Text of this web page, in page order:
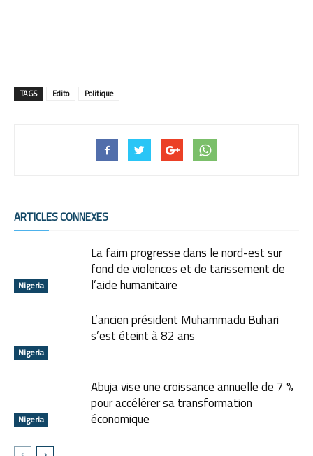
TAGS Edito Politique
ARTICLES CONNEXES
Nigeria
La faim progresse dans le nord-est sur
fond de violences et de tarissement de
l’aide humanitaire
Nigeria
L’ancien président Muhammadu Buhari
s’est éteint à 82 ans
Nigeria
Abuja vise une croissance annuelle de 7 %
pour accélérer sa transformation
économique